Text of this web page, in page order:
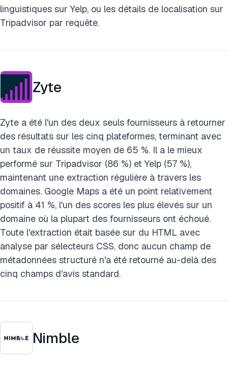
linguistiques sur Yelp, ou les détails de localisation sur
Tripadvisor par requête.
Zyte
Zyte a été l'un des deux seuls fournisseurs à retourner
des résultats sur les cinq plateformes, terminant avec
un taux de réussite moyen de 65 %. Il a le mieux
performé sur Tripadvisor (86 %) et Yelp (57 %),
maintenant une extraction régulière à travers les
domaines. Google Maps a été un point relativement
positif à 41 %, l'un des scores les plus élevés sur un
domaine où la plupart des fournisseurs ont échoué.
Toute l'extraction était basée sur du HTML avec
analyse par sélecteurs CSS, donc aucun champ de
métadonnées structuré n'a été retourné au-delà des
cinq champs d'avis standard.
Nimble